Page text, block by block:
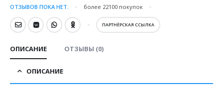
ОТЗЫВОВ ПОКА НЕТ. более 22100 покупок
ПАРТНЁРСКАЯ ССЫЛКА
ОПИСАНИЕ ОТЗЫВЫ (0)
ОПИСАНИЕ